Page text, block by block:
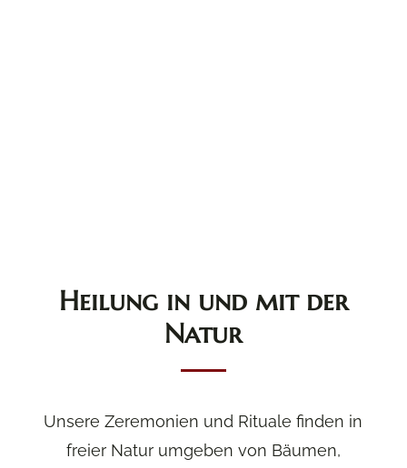
Heilung in und mit der
Natur
Unsere Zeremonien und Rituale finden in
freier Natur umgeben von Bäumen,